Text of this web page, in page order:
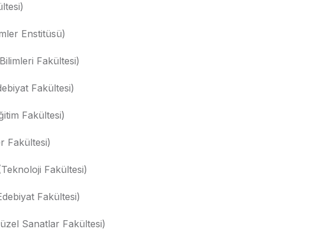
Enstitüsü)
Fakültesi)
Fakültesi)
Fakültesi)
Fakültesi)
Fakültesi)
Fakültesi)
Sanatlar Fakültesi)